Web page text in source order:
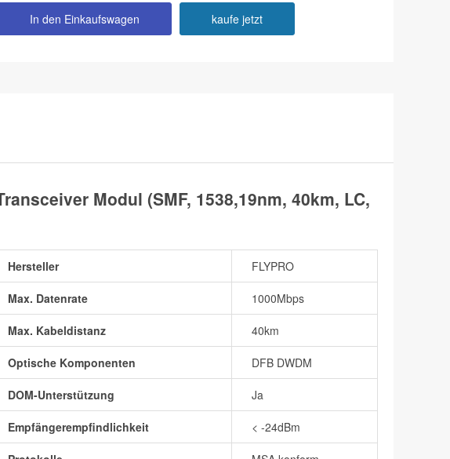
In den Einkaufswagen kaufe jetzt
Modul (SMF, 1538,19nm, 40km, LC,
Hersteller FLYPRO
Max. Datenrate 1000Mbps
Max. Kabeldistanz 40km
Optische Komponenten DFB DWDM
DOM-Unterstützung Ja
Empfängerempfindlichkeit < -24dBm